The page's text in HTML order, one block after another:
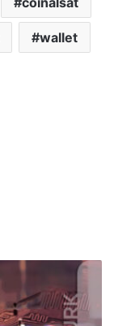
wallet